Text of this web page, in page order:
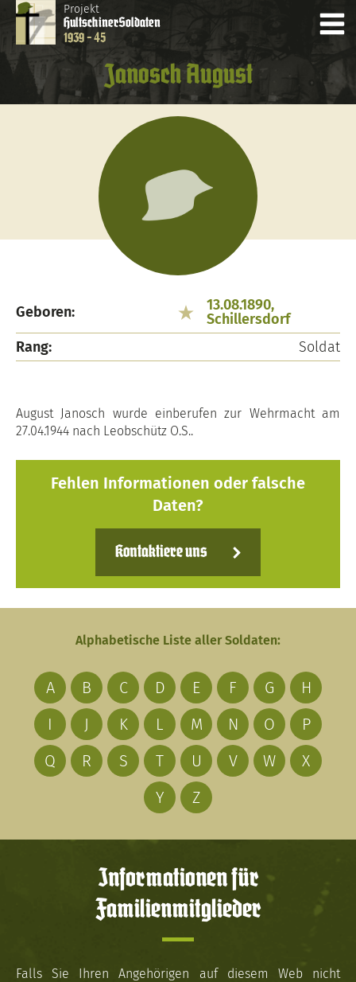
Projekt
HultschinerSoldaten
1939 - 45
Janosch August
Geboren:
13.08.1890,
Schillersdorf
Rang:
Soldat
August Janosch wurde einberufen zur Wehrmacht am
27.04.1944 nach Leobschütz O.S..
Fehlen Informationen oder falsche
Daten?
Kontaktiere uns
Alphabetische Liste aller Soldaten:
A B C D E F G
H
I
J K L M N O
P
Q
R S T U V W
X
Y
Z
Informationen für
Familienmitglieder
Falls Sie Ihren Angehörigen auf diesem Web nicht